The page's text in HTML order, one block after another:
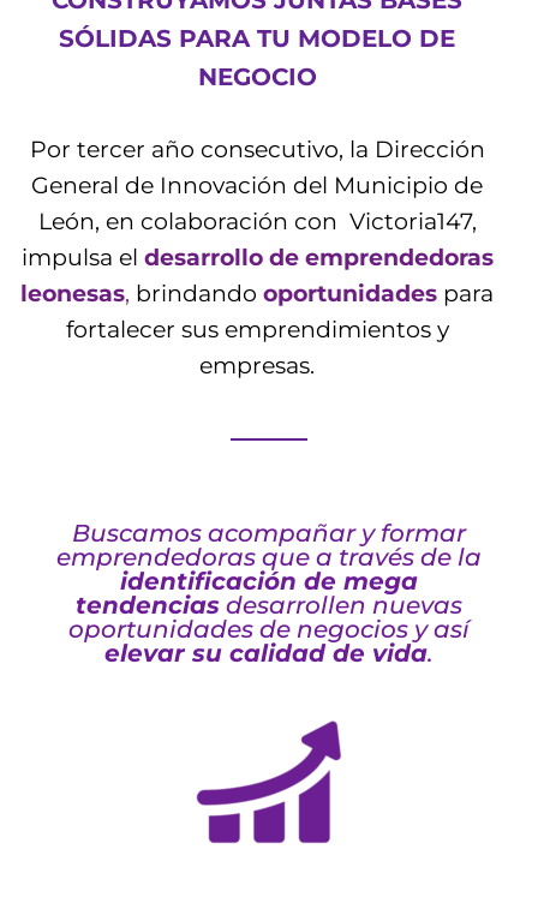
SÓLIDAS PARA TU MODELO DE
NEGOCIO
Por tercer año consecutivo, la Dirección
General de Innovación del Municipio de
León, en colaboración con Victoria147,
impulsa el desarrollo de emprendedoras
leonesas, brindandooportunidades para
fortalecer sus emprendimientos y
empresas.
Buscamos acompañar y formar
emprendedoras que a través de la
identificación de mega
tendencias desarrollen nuevas
oportunidades de negocios y así
elevar su calidad de vida.